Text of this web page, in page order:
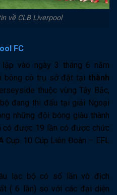
về CLB Liverpool
FC
lập vào ngày 3 tháng 6 năm
bóng có trụ sở đặt tại thành
thuộc vùng Tây Bắc,
đang thi đấu tại giải Ngoại
những đội bóng giàu thành
có được 19 lần có được chức
Cup. 10 Cúp Liên Đoàn – EFL
lạc bộ có số lần vô địch
( 6 lần) so với các đại diện